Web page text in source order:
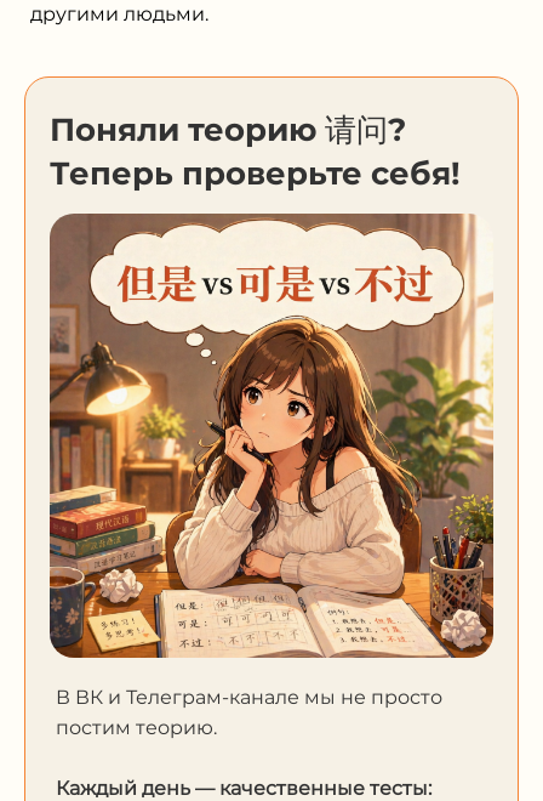
другими людьми.
Поняли теорию 请问?
Теперь проверьте себя!
В ВК и Телеграм-канале мы не просто
постим теорию.
Каждый день — качественные тесты: